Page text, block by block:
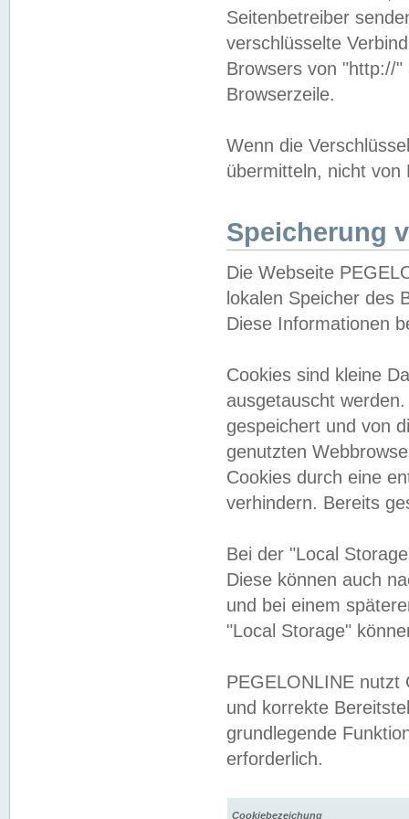
Seitenbetreiber
verschlüsselte
Browsers von "http://
Browserzeile.
Wenn die
übermitteln, nicht von
Speicherung
Die Webseite
lokalen Speicher des
Diese Informationen
Cookies sind kleine
ausgetauscht
gespeichert und von
genutzten
Cookies durch eine
verhindern. Bereits
Bei der "Local
Diese können auch
und bei einem
"Local Storage"
PEGELONLINE nutzt
und korrekte
grundlegende
erforderlich.
Cookiebezeichung